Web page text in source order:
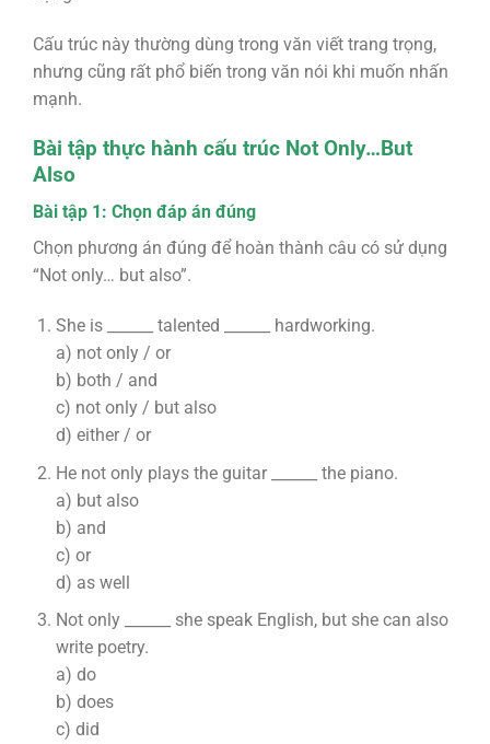
Cấu trúc này thường dùng trong văn viết trang trọng,
nhưng cũng rất phổ biến trong văn nói khi muốn nhấn
mạnh.
Bài tập thực hành cấu trúc Not Only…But
Also
Bài tập 1: Chọn đáp án đúng
Chọn phương án đúng để hoàn thành câu có sử dụng
“Not only… but also”.
She is ______ talented ______ hardworking.
a) not only / or
b) both / and
c) not only / but also
d) either / or
He not only plays the guitar ______ the piano.
a) but also
b) and
c) or
d) as well
Not only ______ she speak English, but she can also
write poetry.
a) do
b) does
c) did